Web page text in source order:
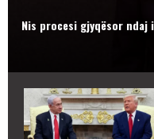
Nis procesi gjyqësor ndaj